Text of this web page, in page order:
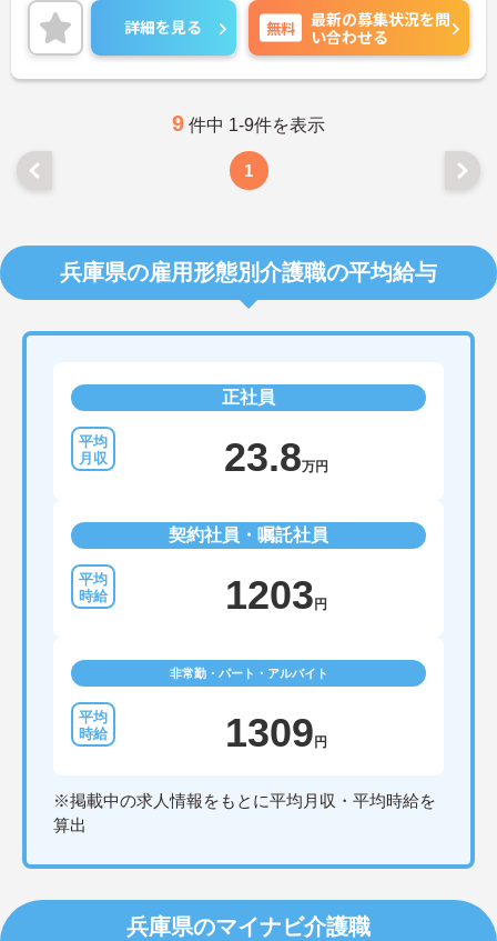
詳細をお話しいたしますのでお気軽にご相談くださ
い。
詳細を見る 無料
最新の募集状況を問
い合わせる
9 件中 1-9件を表示
1
兵庫県の雇用形態別介護職の平均給与
正社員
23.8万円
契約社員・嘱託社員
1203 円
非常勤・パート・アルバイト
1309 円
※掲載中の求人情報をもとに平均月収・平均時給を
算出
兵庫県のマイナビ介護職